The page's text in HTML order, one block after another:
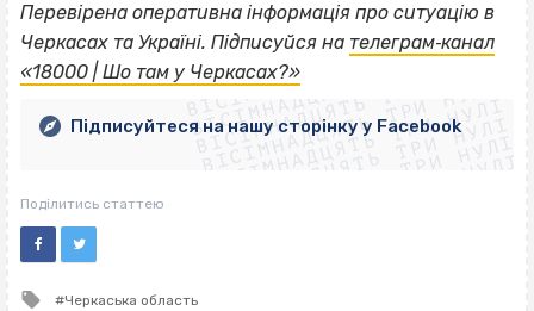
Перевірена оперативна інформація про ситуацію в
Черкасах та Україні. Підписуйся на телеграм‐канал
«18000 | Шо там у Черкасах?»ВІСІМНАДЦЯТЬ ТРИ НУЛІ
ВІСІМНАДЦЯТЬ ТРИ НУЛІ
ВІСІМНАДЦЯТЬ ТРИ НУЛІ
ВІСІМНАДЦЯТЬ ТРИ НУЛІ
ВІСІМНАДЦЯТЬ ТРИ НУЛІ
ВІСІМНАДЦЯТЬ ТРИ НУЛІ
ВІСІМНАДЦЯТЬ ТРИ НУЛІ
ВІСІМНАДЦЯТЬ ТРИ НУЛІ
Підписуйтеся на нашу сторінку у Facebook
Поділитись статтею
Tagged
Черкаська область